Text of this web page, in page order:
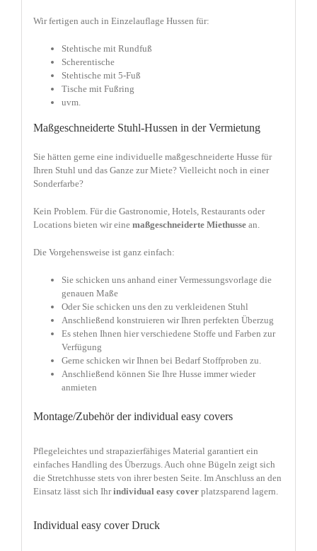
Wir fertigen auch in Einzelauflage Hussen für:
Stehtische mit Rundfuß
Scherentische
Stehtische mit 5-Fuß
Tische mit Fußring
uvm.
Maßgeschneiderte Stuhl-Hussen in der Vermietung
Sie hätten gerne eine individuelle maßgeschneiderte Husse für
Ihren Stuhl und das Ganze zur Miete? Vielleicht noch in einer
Sonderfarbe?
Kein Problem. Für die Gastronomie, Hotels, Restaurants oder
Locations bieten wir eine maßgeschneiderte Miethussean.
Die Vorgehensweise ist ganz einfach:
Sie schicken uns anhand einer Vermessungsvorlage die
genauen Maße
Oder Sie schicken uns den zu verkleidenen Stuhl
Anschließend konstruieren wir Ihren perfekten Überzug
Es stehen Ihnen hier verschiedene Stoffe und Farben zur
Verfügung
Gerne schicken wir Ihnen bei Bedarf Stoffproben zu.
Anschließend können Sie Ihre Husse immer wieder
anmieten
Montage/Zubehör der individual easy covers
Pflegeleichtes und strapazierfähiges Material garantiert ein
einfaches Handling des Überzugs. Auch ohne Bügeln zeigt sich
die Stretchhusse stets von ihrer besten Seite. Im Anschluss an den
Einsatz lässt sich Ihrindividual easy coverplatzsparend lagern.
Individual easy cover Druck